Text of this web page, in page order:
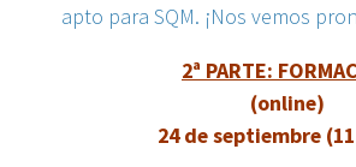
apto para SQM. ¡Nos vemos
2ª PARTE:
(online)
24 de septiembre